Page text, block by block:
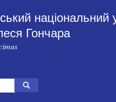
національний
Гончара